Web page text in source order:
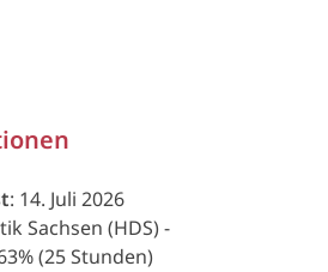
: 14. Juli 2026
Sachsen (HDS) -
(25 Stunden)